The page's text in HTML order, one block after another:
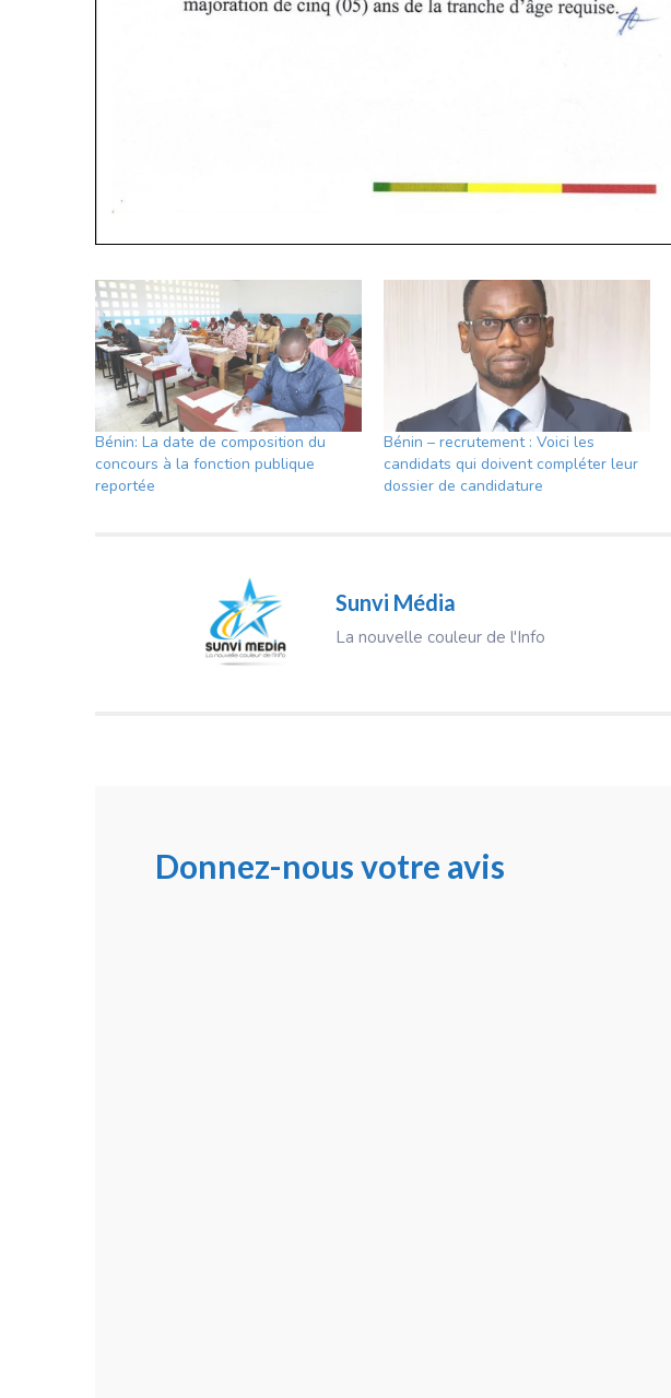
Bénin: La date de composition du
concours à la fonction publique
reportée
Bénin – recrutement : Voici les
candidats qui doivent compléter leur
dossier de candidature
Sunvi Média
La nouvelle couleur de l'Info
Donnez-nous votre avis